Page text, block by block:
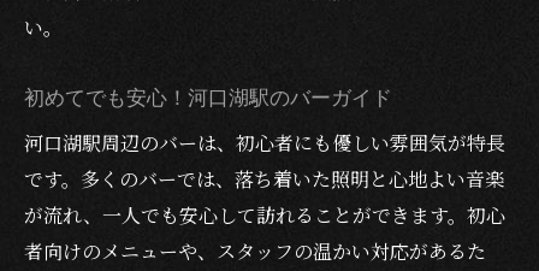
い。
初めてでも安心！河口湖駅のバーガイド
河口湖駅周辺のバーは、初心者にも優しい雰囲気が特長
です。多くのバーでは、落ち着いた照明と心地よい音楽
が流れ、一人でも安心して訪れることができます。初心
者向けのメニューや、スタッフの温かい対応があるた